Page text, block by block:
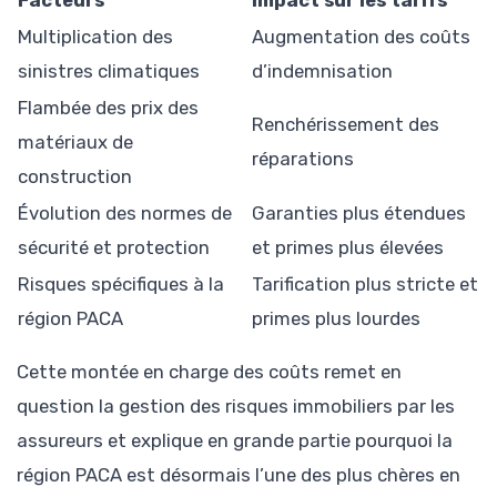
Multiplication des
sinistres climatiques
Augmentation des coûts
d’indemnisation
Flambée des prix des
matériaux de
construction
Renchérissement des
réparations
Évolution des normes de
sécurité et protection
Garanties plus étendues
et primes plus élevées
Risques spécifiques à la
région PACA
Tarification plus stricte et
primes plus lourdes
Cette montée en charge des coûts remet en
question la gestion des risques immobiliers par les
assureurs et explique en grande partie pourquoi la
région PACA est désormais l’une des plus chères en